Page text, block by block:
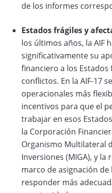
de los informes
Estados frágiles y
los últimos años, la AIF
significativamente su
financiero a los
conflictos. En la AIF-17
operacionales más
incentivos para que el
trabajar en esos
la Corporación
Organismo Multilateral
Inversiones (MIGA), y
marco de asignación de
responder más